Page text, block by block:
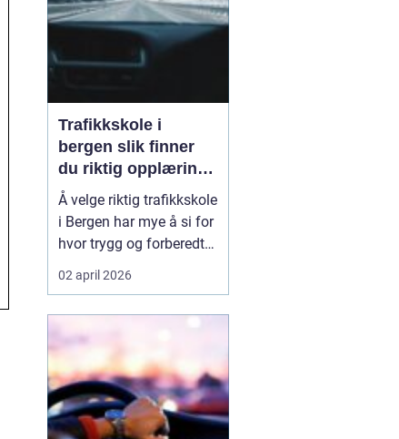
Trafikkskole i
bergen slik finner
du riktig opplæring
til førerkortet
Å velge riktig trafikkskole
i Bergen har mye å si for
hvor trygg og forberedt
en elev føler seg når
førerkortet endelig skal
enn kjøretimer. Den gir
struktur, trygghet og en
forståelse for trafikk
som varer lenge etter at
ko...
02 april 2026